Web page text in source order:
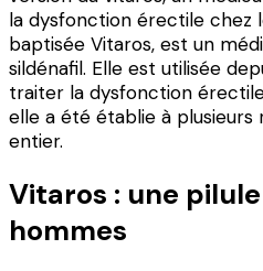
la dysfonction érectile chez
baptisée Vitaros, est un
sildénafil. Elle est utilisée
traiter la dysfonction
elle a été établie à plusieurs
entier.
Vitaros : une
hommes